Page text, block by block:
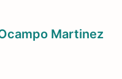
Martinez